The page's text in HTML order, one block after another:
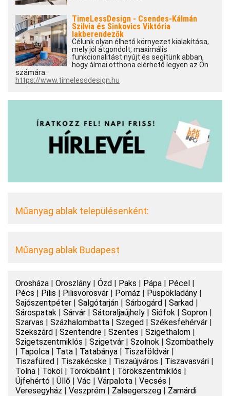
TimeLessDesign - Csendes-Kálmán
Szilvia és Sinkovics Viktória
lakberendezők
Célunk olyan élhető környezet kialakítása,
mely jól átgondolt, maximális
funkcionalitást nyújt és segítünk abban,
hogy álmai otthona elérhető legyen az Ön
számára.
https://www.timelessdesign.hu
Műanyag ablak településenként:
Műanyag ablak Budapest
Orosháza | Oroszlány | Ózd | Paks | Pápa | Pécel |
Pécs | Pilis | Pilisvörösvár | Pomáz | Püspökladány |
Sajószentpéter | Salgótarján | Sárbogárd | Sarkad |
Sárospatak | Sárvár | Sátoraljaújhely | Siófok | Sopron |
Szarvas | Százhalombatta | Szeged | Székesfehérvár |
Szekszárd | Szentendre | Szentes | Szigethalom |
Szigetszentmiklós | Szigetvár | Szolnok | Szombathely
| Tapolca | Tata | Tatabánya | Tiszaföldvár |
Tiszafüred | Tiszakécske | Tiszaújváros | Tiszavasvári |
Tolna | Tököl | Törökbálint | Törökszentmiklós |
Újfehértó | Üllő | Vác | Várpalota | Vecsés |
Veresegyház | Veszprém | Zalaegerszeg | Zamárdi